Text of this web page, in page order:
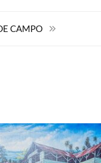
CAMPO